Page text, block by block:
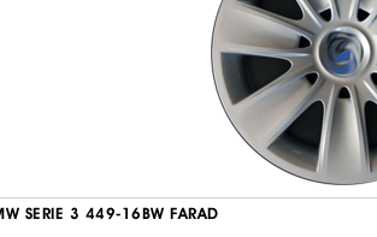
SERIE 3 449-16BW FARAD